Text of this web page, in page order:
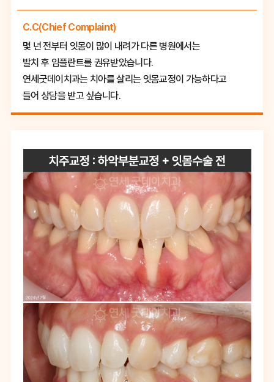
C.C(Chief Complaint)
몇 년 전부터 잇몸이 많이 내려가 다른 병원에서는
발치 후 임플란트를 권유받았습니다.
연세굿데이치과는 치아를 살리는 잇몸교정이 가능하다고
들어 상담을 받고 싶습니다.